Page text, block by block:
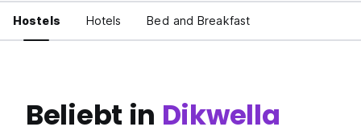
Hostels Hotels Bed and Breakfast
Beliebt in Dikwella